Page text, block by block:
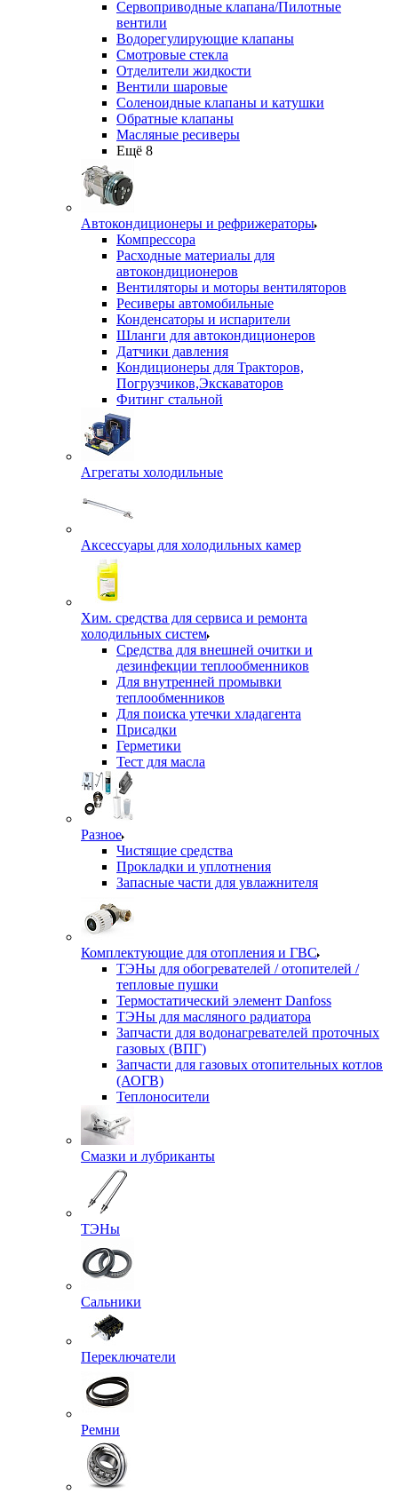
Сервоприводные клапана/Пилотные
вентили
Водорегулирующие клапаны
Смотровые стекла
Отделители жидкости
Вентили шаровые
Соленоидные клапаны и катушки
Обратные клапаны
Масляные ресиверы
Ещё 8
Автокондиционеры и рефрижераторы
Компрессора
Расходные материалы для
автокондиционеров
Вентиляторы и моторы вентиляторов
Ресиверы автомобильные
Конденсаторы и испарители
Шланги для автокондиционеров
Датчики давления
Кондиционеры для Тракторов,
Погрузчиков,Экскаваторов
Фитинг стальной
Агрегаты холодильные
Аксессуары для холодильных камер
Хим. средства для сервиса и ремонта
холодильных систем
Средства для внешней очитки и
дезинфекции теплообменников
Для внутренней промывки
теплообменников
Для поиска утечки хладагента
Присадки
Герметики
Тест для масла
Разное
Чистящие средства
Прокладки и уплотнения
Запасные части для увлажнителя
Комплектующие для отопления и ГВС
ТЭНы для обогревателей / отопителей /
тепловые пушки
Термостатический элемент Danfoss
ТЭНы для масляного радиатора
Запчасти для водонагревателей проточных
газовых (ВПГ)
Запчасти для газовых отопительных котлов
(АОГВ)
Теплоносители
Смазки и лубриканты
ТЭНы
Сальники
Переключатели
Ремни